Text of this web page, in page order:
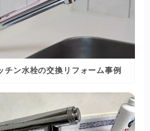
チン水栓の交換リフォーム事例